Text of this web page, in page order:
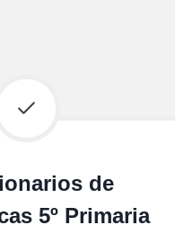
de
5º Primaria